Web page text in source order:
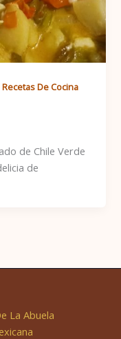
Recetas De Cocina
de Chile Verde
de
La Abuela